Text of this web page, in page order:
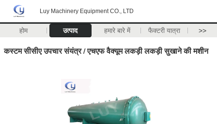
Luy Machinery Equipment CO., LTD
होम उत्पाद हमारे बारे में फैक्टरी यात्रा >>
कस्टम सीसीए उपचार संयंत्र / एचएफ वैक्यूम लकड़ी लकड़ी सुखाने की मशीन